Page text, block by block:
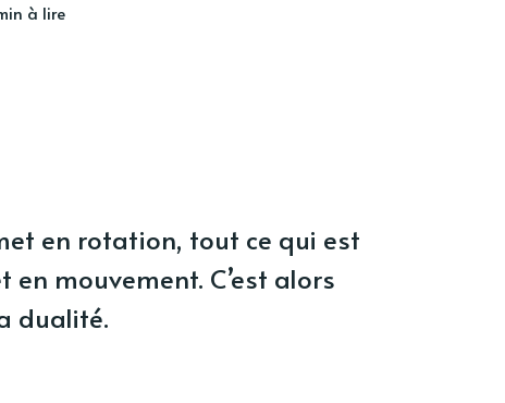
à lire
en rotation, tout ce qui est
mouvement. C’est alors
dualité.